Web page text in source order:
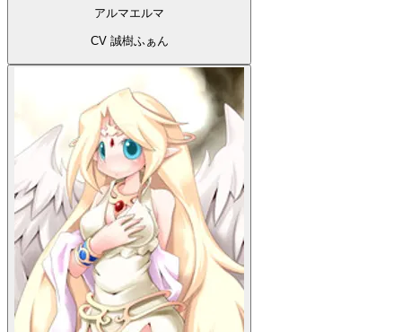
アルマエルマ
CV 誠樹ふぁん